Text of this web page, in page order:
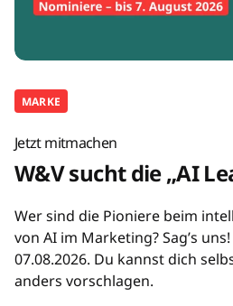
MARKE
Jetzt mitmachen
W&V sucht die „AI
Wer sind die Pioniere beim
von AI im Marketing? Sag’s
07.08.2026. Du kannst dich
anders vorschlagen.